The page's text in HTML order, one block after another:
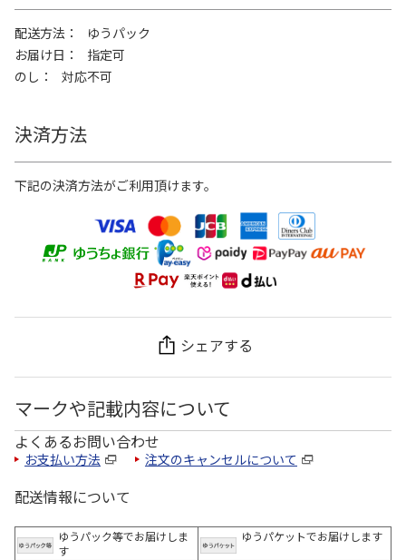
配送方法
ゆうパック
お届け日
指定可
のし
対応不可
決済方法
下記の決済方法がご利用頂けます。
シェアする
マークや記載内容について
よくあるお問い合わせ
お支払い方法 注文のキャンセルについて
配送情報について
ゆうパック等でお届けしま
す
ゆうパケットでお届けします